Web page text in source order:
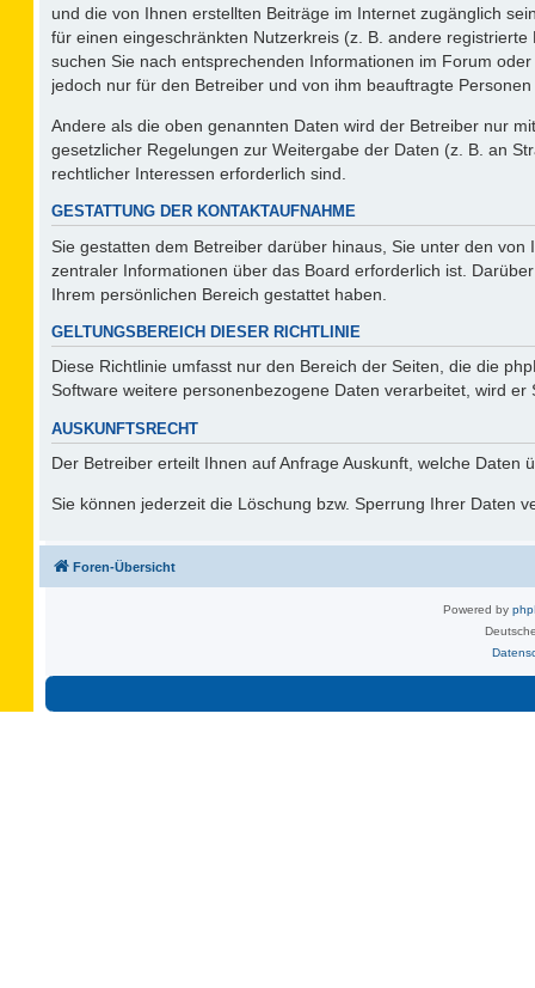
und die von Ihnen erstellten Beiträge im Internet zugänglich
für einen eingeschränkten Nutzerkreis (z. B. andere
suchen Sie nach entsprechenden Informationen im Forum
jedoch nur für den Betreiber und von ihm beauftragte
Andere als die oben genannten Daten wird der Betreiber nur
gesetzlicher Regelungen zur Weitergabe der Daten (z. B. an
rechtlicher Interessen erforderlich sind.
GESTATTUNG DER KONTAKTAUFNAHME
Sie gestatten dem Betreiber darüber hinaus, Sie unter den
zentraler Informationen über das Board erforderlich ist.
Ihrem persönlichen Bereich gestattet haben.
GELTUNGSBEREICH DIESER RICHTLINIE
Diese Richtlinie umfasst nur den Bereich der Seiten, die die
Software weitere personenbezogene Daten verarbeitet, wird
AUSKUNFTSRECHT
Der Betreiber erteilt Ihnen auf Anfrage Auskunft, welche Daten
Sie können jederzeit die Löschung bzw. Sperrung Ihrer Daten
Foren-Übersicht
Powered by